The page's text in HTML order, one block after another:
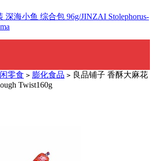
深海小鱼 综合包 96g/JINZAI Stolephorus-
零食 > 膨化食品 > 良品铺子 香酥大麻花
Twist160g